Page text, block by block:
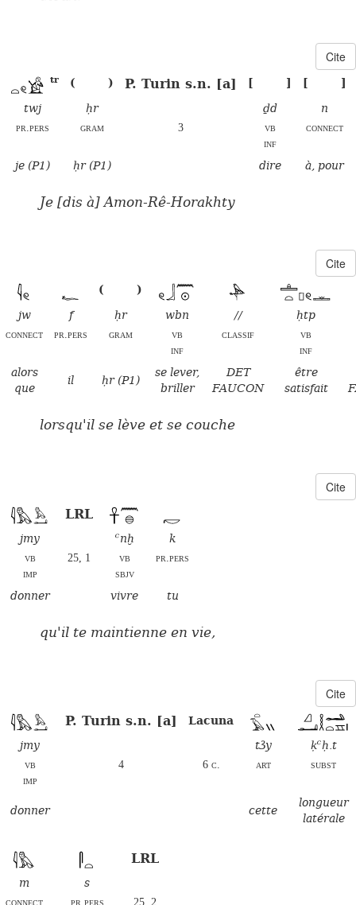
Cite
tr ( ) P. Turin s.n. [a] [ ] [ ]
twj ḥr ḏd n
pr.pers gram 3
vb
inf
connect
je (P1) ḥr (P1) dire à, pour
Je [dis à] Amon-Rê-Horakhty
Cite
( )
jw f ḥr wbn // ḥtp
connect pr.pers gram
vb
inf
classif
vb
inf
alors
que
il ḥr (P1)
se lever,
briller
DET
FAUCON
être
satisfait
lorsqu'il se lève et se couche
Cite
LRL
jmy ꜥnḫ k
vb
imp
25, 1
vb
sbjv
pr.pers
donner vivre tu
qu'il te maintienne en vie,
Cite
P. Turin s.n. [a] Lacuna
jmy tꜣy ḳꜥḥ.t
vb
imp
4 6 c. art subst
donner cette
longueur
latérale
LRL
m s
connect pr.pers 25, 2